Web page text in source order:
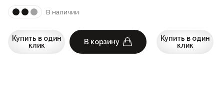
В наличии
Купить в один
клик
В корзину
Купить в один
клик